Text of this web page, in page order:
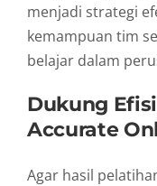
menjadi strategi
kemampuan tim
belajar dalam
Dukung
Accurate
Agar hasil